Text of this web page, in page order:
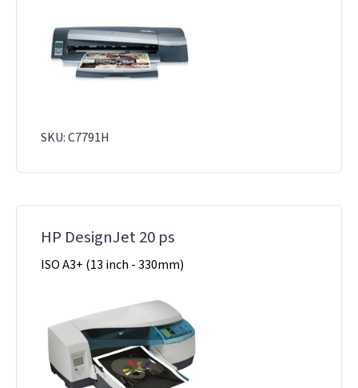
SKU: C7791H
HP DesignJet 20 ps
ISO A3+ (13 inch - 330mm)